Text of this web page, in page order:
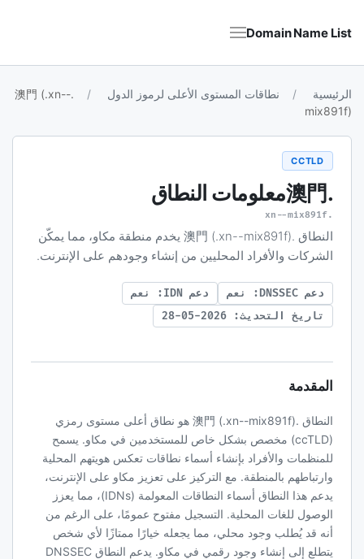
Domain Name List
الرئيسية نطاقات المستوى الأعلى لرموز الدول
.澳門 (.xn--
mix891f)
CCTLD
.澳門 معلومات النطاق
.xn--mix891f
النطاق .澳門 (.xn--mix891f) يخدم منطقة مكاو، مما يمكّن
الشركات والأفراد المحليين من إنشاء وجودهم على الإنترنت.
دعم DNSSEC: نعم
دعم IDN: نعم
تاريخ التحديث: 2026-05-28
المقدمة
النطاق .澳門 (.xn--mix891f) هو نطاق أعلى مستوى رمزي
(ccTLD) مخصص بشكل خاص للمستخدمين في مكاو. يسمح
للمنظمات والأفراد بإنشاء أسماء نطاقات تعكس هويتهم المحلية
وارتباطهم بالمنطقة. مع التركيز على تعزيز مكاو على الإنترنت،
يدعم هذا النطاق أسماء النطاقات المعولمة (IDNs)، مما يعزز
الوصول للغات المحلية. التسجيل مفتوح عمومًا، على الرغم من
أنه قد يُطلب وجود محلي، مما يجعله خيارًا ممتازًا لأي شخص
يتطلع إلى إنشاء وجود رقمي في مكاو. يدعم النطاق DNSSEC